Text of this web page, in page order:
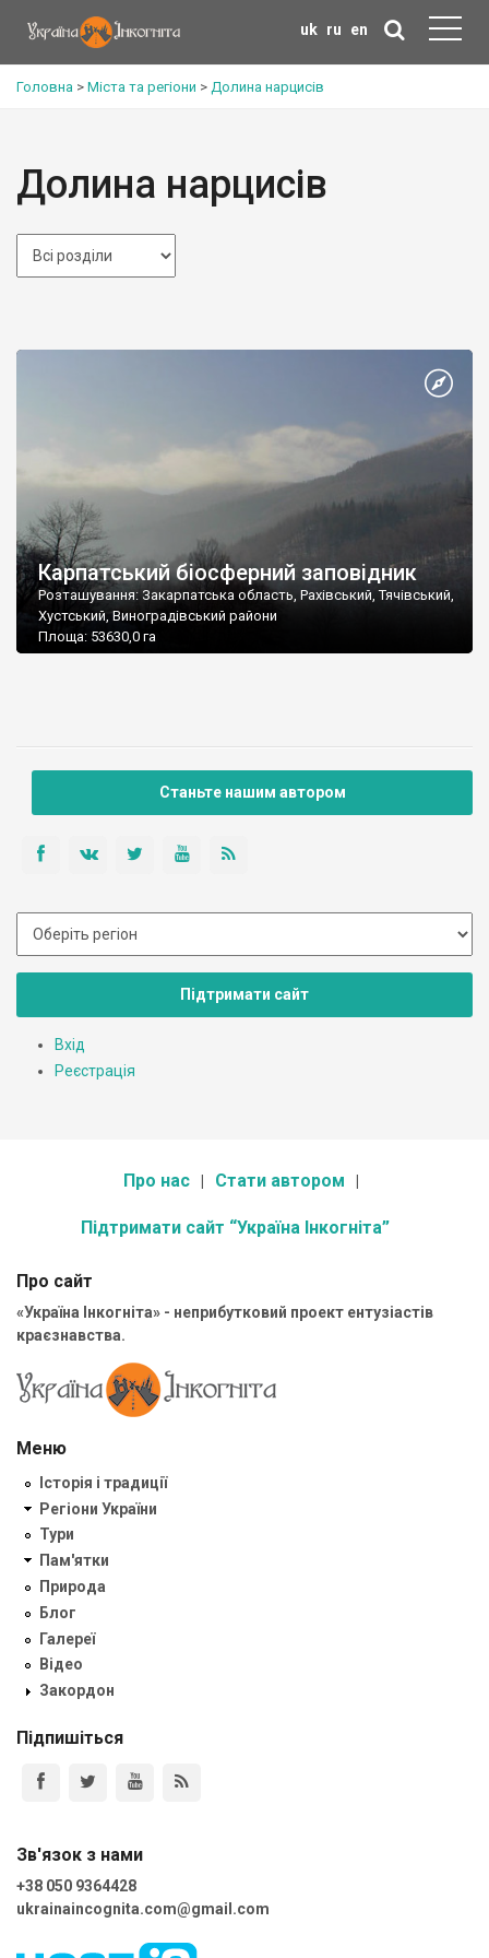
uk ru en
Головна > Міста та регіони > Долина нарцисів
Долина нарцисів
Карпатський біосферний заповідник
Розташування: Закарпатська область, Рахівський, Тячівський,
Хустський, Виноградівський райони
Площа: 53630,0 га
Станьте нашим автором
Підтримати сайт
Вхід
Реєстрація
Про нас Стати автором
Підтримати сайт “Україна Інкогніта”
Про сайт
«Україна Інкогніта» - неприбутковий проект ентузіастів
краєзнавства.
Меню
Історія і традиції
Регіони України
Тури
Пам'ятки
Природа
Блог
Галереї
Відео
Закордон
Підпишіться
Зв'язок з нами
+38 050 9364428
ukrainaincognita.com@gmail.com